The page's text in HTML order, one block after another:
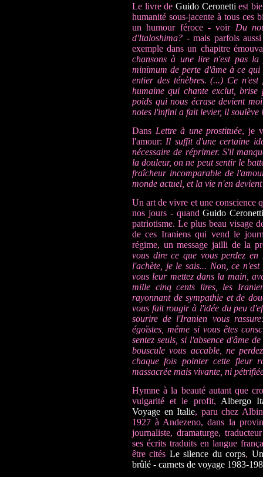
Le livre de Guido Ceronetti est
humanité sous-jacente à tous ces
un humour féroce - voir Du
d'Italoshima? - mais parfois
exemple dans un chapitre
chansons à une lire n'est pas
minimum de perte d'âme à ce
entier des ténèbres. (...) Ce
humaine qui chante exclut,
poids qui nous écrase devient
notes l'infini a fait levier, il
Dans Lettre à une prostituée, je
l'amour: Il suffit d'une certaine
nécessaire de réprimer. S'il
la douleur, on ne peut sentir le
fraîcheur incomparable de
monde actuel, et la vie n'en
Un art de vivre et une conscience
nos jours - quandGuido
patriotisme. Le plus beau visage
de ces Iraniens qui vend le
régime, un message jailli de la
vous dire ce que vous perdez
l'achète, je le sais... Non, ce
vous leur mettez dans la main,
mille cinq cents lires, les
rayonnant de sympathie et de
vous fait rougir à l'idée du peu
sourire de l'Iranien vous
égoïstes, même si vous êtes
sentez seuls, si l'absence d'âme
bouscule vous accable, ne
chaque fois pointer cette fleur
massacrée mais vivante, ni
Hymne à la beauté autant que
vulgarité et le profit, Albergo
Voyage en Italie, paru chez
1927 à Andezeno, dans la
journaliste, dramaturge,
ses écrits traduits en langue
être cités Le silence du corps,
brûlé - carnets de voyage 1983-